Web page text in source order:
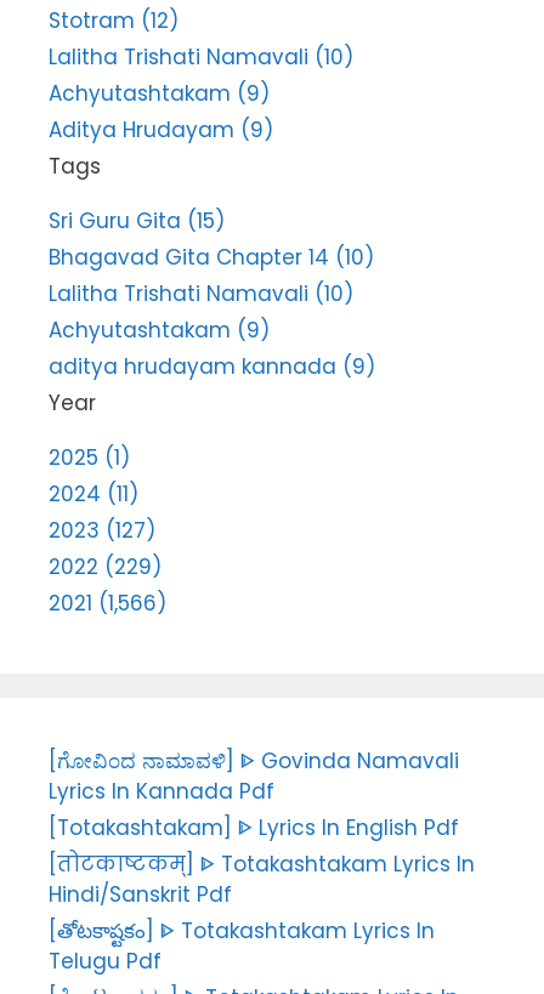
Stotram (12)
Lalitha Trishati Namavali (10)
Achyutashtakam (9)
Aditya Hrudayam (9)
Tags
Sri Guru Gita (15)
Bhagavad Gita Chapter 14 (10)
Lalitha Trishati Namavali (10)
Achyutashtakam (9)
aditya hrudayam kannada (9)
Year
2025 (1)
2024 (11)
2023 (127)
2022 (229)
2021 (1,566)
[ಗೋವಿಂದ ನಾಮಾವಳಿ] ᐈ Govinda Namavali
Lyrics In Kannada Pdf
[Totakashtakam] ᐈ Lyrics In English Pdf
[तोटकाष्टकम्] ᐈ Totakashtakam Lyrics In
Hindi/Sanskrit Pdf
[తోటకాష్టకం] ᐈ Totakashtakam Lyrics In
Telugu Pdf